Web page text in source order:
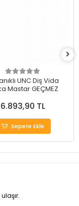
UNC Diş Vida
Mastar GEÇMEZ
6.893,90 TL
Sepete Ekle